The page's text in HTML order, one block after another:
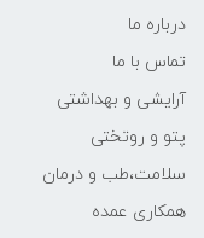
درباره ما
تماس با ما
آرایشی و بهداشتی
پتو و روتختی
سلامت،طب و درمان
همکاری عمده